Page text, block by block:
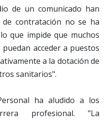
de un comunicado han
contratación no se ha
que impide que muchos
acceder a puestos
a la dotación de
sanitarios".
ha aludido a los
profesional. "La